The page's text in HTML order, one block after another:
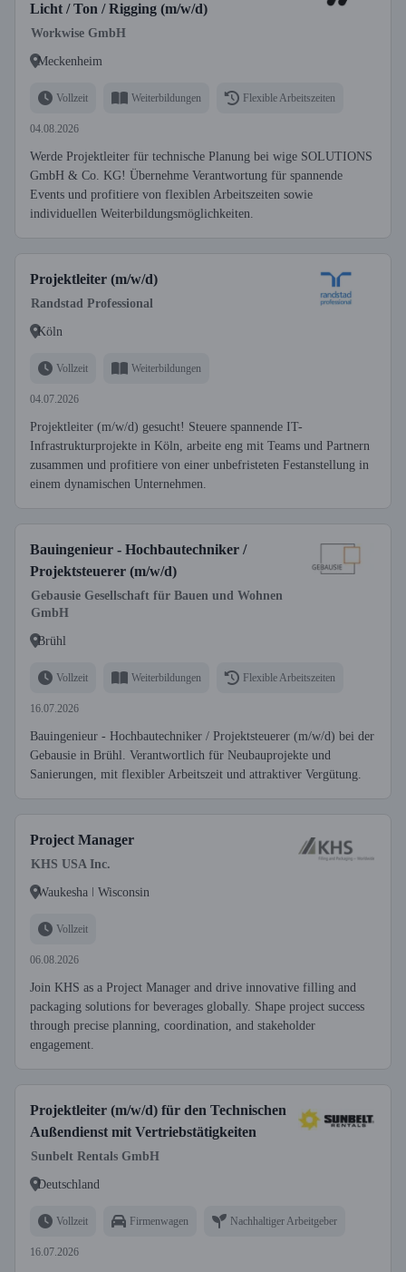
Licht / Ton / Rigging (m/w/d)
Workwise GmbH
Meckenheim
Vollzeit Weiterbildungen Flexible Arbeitszeiten
04.08.2026
Werde Projektleiter für technische Planung bei wige SOLUTIONS
GmbH & Co. KG! Übernehme Verantwortung für spannende
Events und profitiere von flexiblen Arbeitszeiten sowie
individuellen Weiterbildungsmöglichkeiten.
Projektleiter (m/w/d)
Randstad Professional
Köln
Vollzeit Weiterbildungen
04.07.2026
Projektleiter (m/w/d) gesucht! Steuere spannende IT-
Infrastrukturprojekte in Köln, arbeite eng mit Teams und Partnern
zusammen und profitiere von einer unbefristeten Festanstellung in
einem dynamischen Unternehmen.
Bauingenieur - Hochbautechniker /
Projektsteuerer (m/w/d)
Gebausie Gesellschaft für Bauen und Wohnen
GmbH
Brühl
Vollzeit Weiterbildungen Flexible Arbeitszeiten
16.07.2026
Bauingenieur - Hochbautechniker / Projektsteuerer (m/w/d) bei der
Gebausie in Brühl. Verantwortlich für Neubauprojekte und
Sanierungen, mit flexibler Arbeitszeit und attraktiver Vergütung.
Project Manager
KHS USA Inc.
Waukesha ǀ Wisconsin
Vollzeit
06.08.2026
Join KHS as a Project Manager and drive innovative filling and
packaging solutions for beverages globally. Shape project success
through precise planning, coordination, and stakeholder
engagement.
Projektleiter (m/w/d) für den Technischen
Außendienst mit Vertriebstätigkeiten
Sunbelt Rentals GmbH
Deutschland
Vollzeit Firmenwagen Nachhaltiger Arbeitgeber
16.07.2026